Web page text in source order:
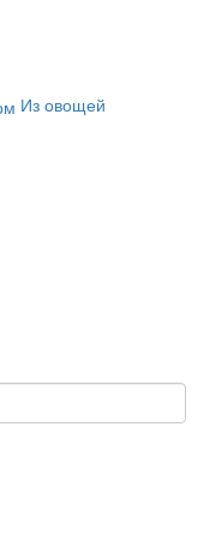
Из овощей